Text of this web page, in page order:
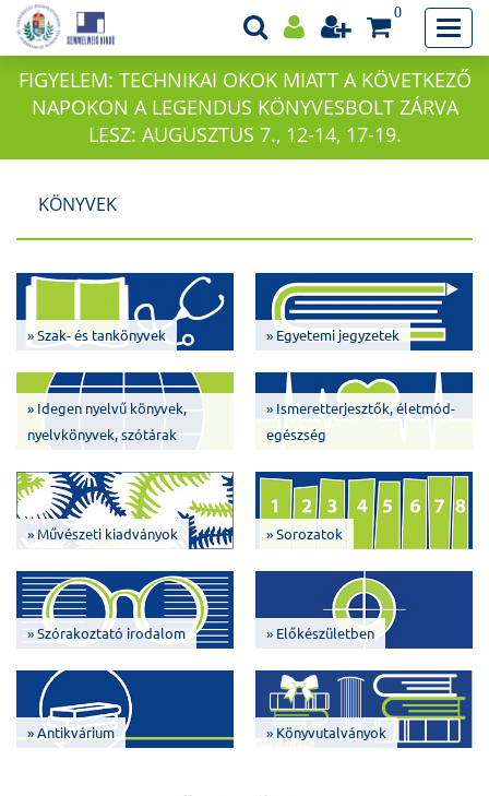
0
FIGYELEM: TECHNIKAI OKOK MIATT A KÖVETKEZŐ
NAPOKON A LEGENDUS KÖNYVESBOLT ZÁRVA
LESZ: AUGUSZTUS 7., 12-14, 17-19.
KÖNYVEK
» Szak- és tankönyvek » Egyetemi jegyzetek
» Idegen nyelvű könyvek,
nyelvkönyvek, szótárak
» Ismeretterjesztők, életmód-
egészség
» Művészeti kiadványok » Sorozatok
» Szórakoztató irodalom » Előkészületben
» Antikvárium » Könyvutalványok